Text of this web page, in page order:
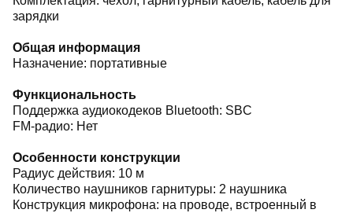
зарядки
Общая информация
Назначение: портативные
Функциональность
Поддержка аудиокодеков Bluetooth: SBC
FM-радио: Нет
Особенности конструкции
Радиус действия: 10 м
Количество наушников гарнитуры: 2 наушника
Конструкция микрофона: на проводе, встроенный в